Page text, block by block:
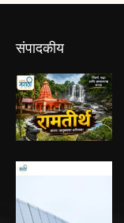
संपादकीय